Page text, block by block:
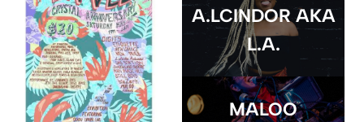
A.LCINDOR AKA
L.A.
MALOO